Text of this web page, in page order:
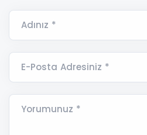
Adınız *
E-Posta Adresiniz *
Yorumunuz *